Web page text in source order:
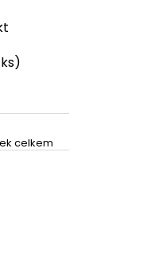
celkem